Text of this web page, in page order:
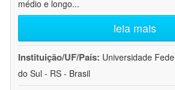
médio e longo...
leia mais
Instituição/UF/País: Universidade
do Sul - RS - Brasil